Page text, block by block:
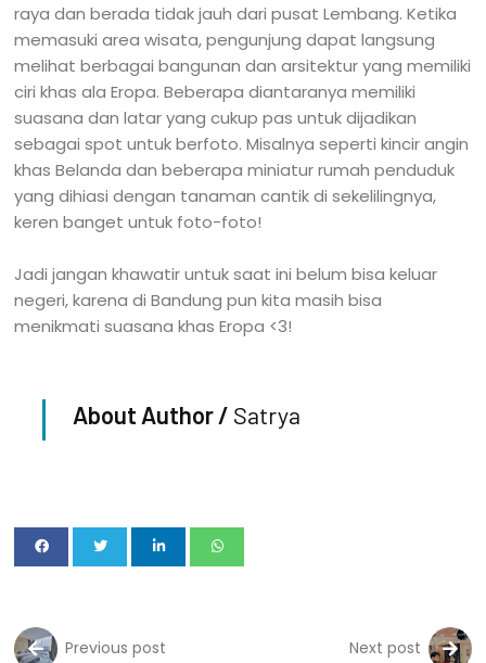
raya dan berada tidak jauh dari pusat Lembang. Ketika
memasuki area wisata, pengunjung dapat langsung
melihat berbagai bangunan dan arsitektur yang memiliki
ciri khas ala Eropa. Beberapa diantaranya memiliki
suasana dan latar yang cukup pas untuk dijadikan
sebagai spot untuk berfoto. Misalnya seperti kincir angin
khas Belanda dan beberapa miniatur rumah penduduk
yang dihiasi dengan tanaman cantik di sekelilingnya,
keren banget untuk foto-foto!
Jadi jangan khawatir untuk saat ini belum bisa keluar
negeri, karena di Bandung pun kita masih bisa
menikmati suasana khas Eropa <3!
About Author / Satrya
Previous post Next post